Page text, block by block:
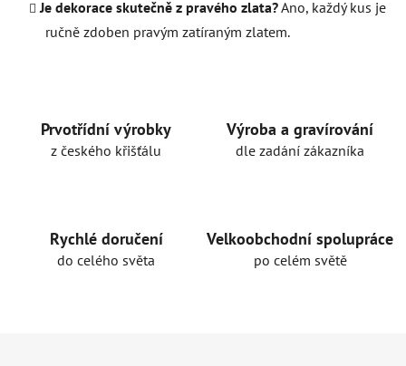
Je dekorace skutečně z pravého zlata?Ano, každý kus je
ručně zdoben pravým zatíraným zlatem.
Prvotřídní výrobky
z českého křišťálu
Výroba a gravírování
dle zadání zákazníka
Rychlé doručení
do celého světa
Velkoobchodní spolupráce
po celém světě